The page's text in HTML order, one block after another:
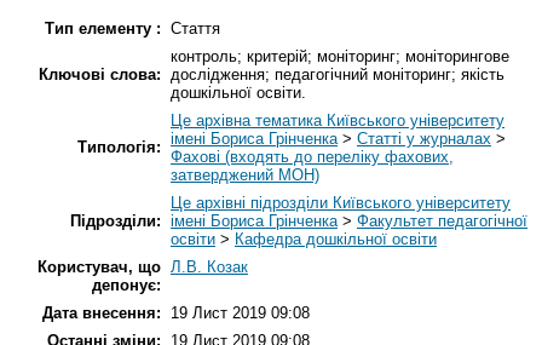
Тип елементу : Стаття
Ключові слова:
контроль; критерій; моніторинг; моніторингове
дослідження; педагогічний моніторинг; якість
дошкільної освіти.
Типологія:
Це архівна тематика Київського університету
імені Бориса Грінченка> Статті у журналах >
Фахові (входять до переліку фахових,
затверджений МОН)
Підрозділи:
Це архівні підрозділи Київського університету
імені Бориса Грінченка> Факультет педагогічної
освіти > Кафедра дошкільної освіти
Користувач, що
депонує:
Л.В. Козак
Дата внесення:
19 Лист 2019 09:08
Останні зміни:
19 Лист 2019 09:08